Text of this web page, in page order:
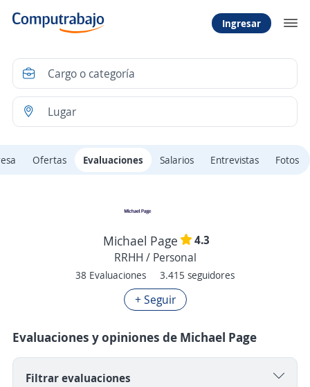
Ingresar
Ofertas Evaluaciones Salarios Entrevistas Fotos
Michael Page
4.3
RRHH / Personal
38 Evaluaciones 3.415 seguidores
+ Seguir
Evaluaciones y opiniones de Michael Page
Filtrar evaluaciones